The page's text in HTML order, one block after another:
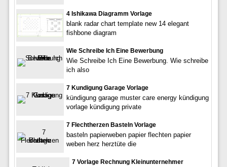
4 Ishikawa Diagramm Vorlage
blank radar chart template new 14 elegant
fishbone diagram
Wie Schreibe Ich Eine Bewerbung
Wie Schreibe Ich Eine Bewerbung. Wie schreibe
ich also
7 Kundigung Garage Vorlage
kündigung garage muster care energy kündigung
vorlage kündigung private
7 Flechtherzen Basteln Vorlage
basteln papierweben papier flechten papier
weben herz herztüte die
7 Vorlage Rechnung Kleinunternehmer